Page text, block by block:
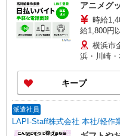
アニメグ
時給
給1,800円以
246,400円
場合） 時給
316,800円
場合） 時
横浜市
浜・川崎
キープ
派遣社員
LAPI-Staff株式会社 本社/軽作